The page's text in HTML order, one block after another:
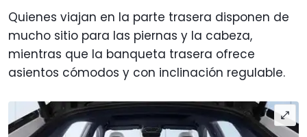
Quienes viajan en la parte trasera disponen de
mucho sitio para las piernas y la cabeza,
mientras que la banqueta trasera ofrece
asientos cómodos y con inclinación regulable.